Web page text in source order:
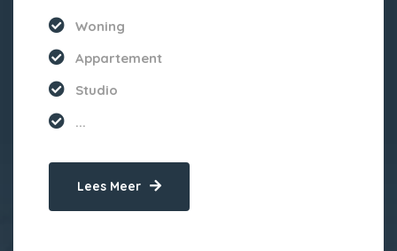
Woning
Appartement
Studio
...
Lees Meer